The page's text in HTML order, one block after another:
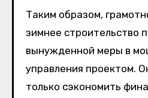
Таким образом,
зимнее строительство
вынужденной меры в
управления проектом.
только сэкономить